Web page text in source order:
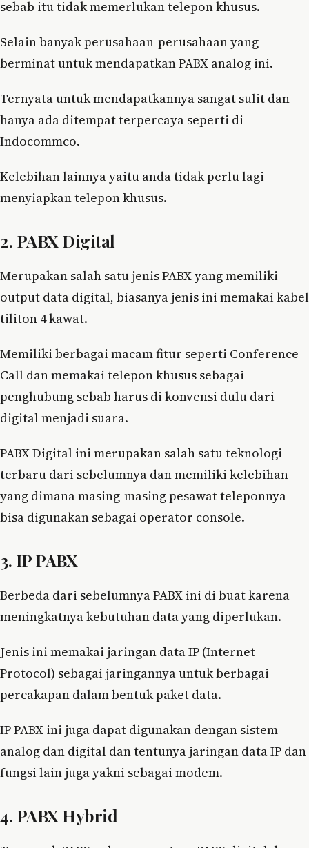
sebab itu tidak memerlukan telepon khusus.
Selain banyak perusahaan-perusahaan yang
berminat untuk mendapatkan PABX analog ini.
Ternyata untuk mendapatkannya sangat sulit dan
hanya ada ditempat terpercaya seperti di
Indocommco.
Kelebihan lainnya yaitu anda tidak perlu lagi
menyiapkan telepon khusus.
2. PABX Digital
Merupakan salah satu jenis PABX yang memiliki
output data digital, biasanya jenis ini memakai kabel
tiliton 4 kawat.
Memiliki berbagai macam fitur seperti Conference
Call dan memakai telepon khusus sebagai
penghubung sebab harus di konvensi dulu dari
digital menjadi suara.
PABX Digital ini merupakan salah satu teknologi
terbaru dari sebelumnya dan memiliki kelebihan
yang dimana masing-masing pesawat teleponnya
bisa digunakan sebagai operator console.
3. IP PABX
Berbeda dari sebelumnya PABX ini di buat karena
meningkatnya kebutuhan data yang diperlukan.
Jenis ini memakai jaringan data IP (Internet
Protocol) sebagai jaringannya untuk berbagai
percakapan dalam bentuk paket data.
IP PABX ini juga dapat digunakan dengan sistem
analog dan digital dan tentunya jaringan data IP dan
fungsi lain juga yakni sebagai modem.
4. PABX Hybrid